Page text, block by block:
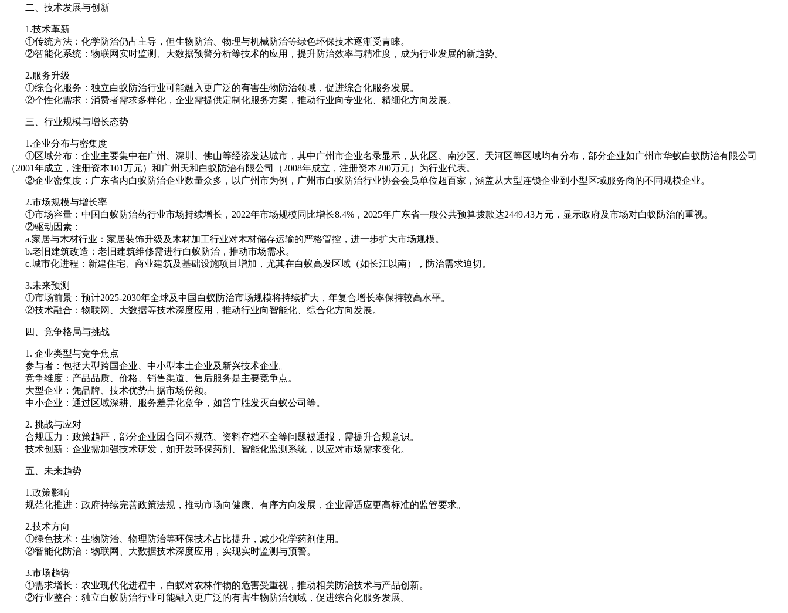
二、技术发展与创新
1.技术革新
①传统方法：化学防治仍占主导，但生物防治、物理与机械防治等绿色环保技术逐渐受青睐。
②智能化系统：物联网实时监测、大数据预警分析等技术的应用，提升防治效率与精准度，成为行业发展的新趋势。
2.服务升级
①综合化服务：独立白蚁防治行业可能融入更广泛的有害生物防治领域，促进综合化服务发展。
②个性化需求：消费者需求多样化，企业需提供定制化服务方案，推动行业向专业化、精细化方向发展。
三、行业规模与增长态势
1.企业分布与密集度
①区域分布：企业主要集中在广州、深圳、佛山等经济发达城市，其中广州市企业名录显示，从化区、南沙区、天河区等区域均有分布，部分企业如广州市华蚁白蚁防治有限公司
（2001年成立，注册资本101万元）和广州天和白蚁防治有限公司（2008年成立，注册资本200万元）为行业代表。
②企业密集度：广东省内白蚁防治企业数量众多，以广州市为例，广州市白蚁防治行业协会会员单位超百家，涵盖从大型连锁企业到小型区域服务商的不同规模企业。
2.市场规模与增长率
①市场容量：中国白蚁防治药行业市场持续增长，2022年市场规模同比增长8.4%，2025年广东省一般公共预算拨款达2449.43万元，显示政府及市场对白蚁防治的重视。
②驱动因素：
a.家居与木材行业：家居装饰升级及木材加工行业对木材储存运输的严格管控，进一步扩大市场规模。
b.老旧建筑改造：老旧建筑维修需进行白蚁防治，推动市场需求。
c.城市化进程：新建住宅、商业建筑及基础设施项目增加，尤其在白蚁高发区域（如长江以南），防治需求迫切。
3.未来预测
①市场前景：预计2025-2030年全球及中国白蚁防治市场规模将持续扩大，年复合增长率保持较高水平。
②技术融合：物联网、大数据等技术深度应用，推动行业向智能化、综合化方向发展。
四、竞争格局与挑战
1. 企业类型与竞争焦点
参与者：包括大型跨国企业、中小型本土企业及新兴技术企业。
竞争维度：产品品质、价格、销售渠道、售后服务是主要竞争点。
大型企业：凭品牌、技术优势占据市场份额。
中小企业：通过区域深耕、服务差异化竞争，如普宁胜发灭白蚁公司等。
2. 挑战与应对
合规压力：政策趋严，部分企业因合同不规范、资料存档不全等问题被通报，需提升合规意识。
技术创新：企业需加强技术研发，如开发环保药剂、智能化监测系统，以应对市场需求变化。
五、未来趋势
1.政策影响
规范化推进：政府持续完善政策法规，推动市场向健康、有序方向发展，企业需适应更高标准的监管要求。
2.技术方向
①绿色技术：生物防治、物理防治等环保技术占比提升，减少化学药剂使用。
②智能化防治：物联网、大数据技术深度应用，实现实时监测与预警。
3.市场趋势
①需求增长：农业现代化进程中，白蚁对农林作物的危害受重视，推动相关防治技术与产品创新。
②行业整合：独立白蚁防治行业可能融入更广泛的有害生物防治领域，促进综合化服务发展。